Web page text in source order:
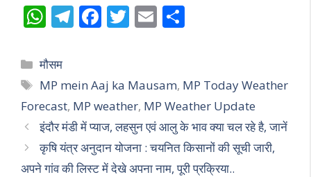
W
h
at
s
A
p
p
T
el
gr
a
m
F
ac
b
o
o
k
T
w
er
E
m
l e
Categories
मौसम
Tags
MP mein Aaj ka Mausam, MP Today Weather
Forecast, MP weather, MP Weather Update
इंदौर मंडी में प्याज, लहसुन एवं आलु के भाव क्या चल रहे है, जानें
कृषि यंत्र अनुदान योजना : चयनित किसानों की सूची जारी,
अपने गांव की लिस्ट में देखे अपना नाम, पूरी प्रक्रिया..